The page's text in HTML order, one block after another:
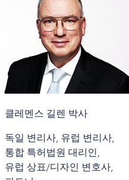
클레멘스 길렌 박사
독일 변리사, 유럽 변리사,
통합 특허법원 대리인,
유럽 상표/디자인 변호사,